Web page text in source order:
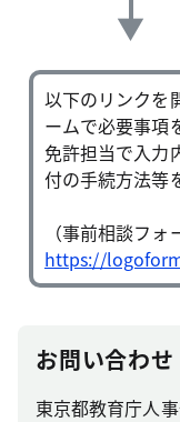
以下のリンクを
ームで必要事項
免許担当で入力
付の手続方法等
（事前相談フォ
https://
お問い合わせ
東京都教育庁人